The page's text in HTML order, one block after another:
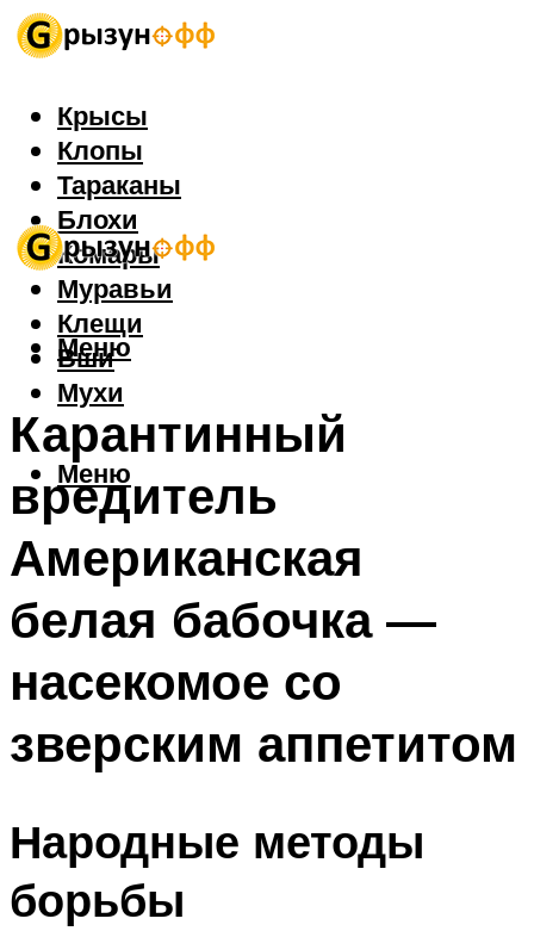
Крысы
Клопы
Тараканы
Блохи
Комары
Муравьи
Клещи
Вши
Мухи
Меню
Меню
Карантинный
вредитель
Американская
белая бабочка —
насекомое со
зверским аппетитом
Народные методы
борьбы